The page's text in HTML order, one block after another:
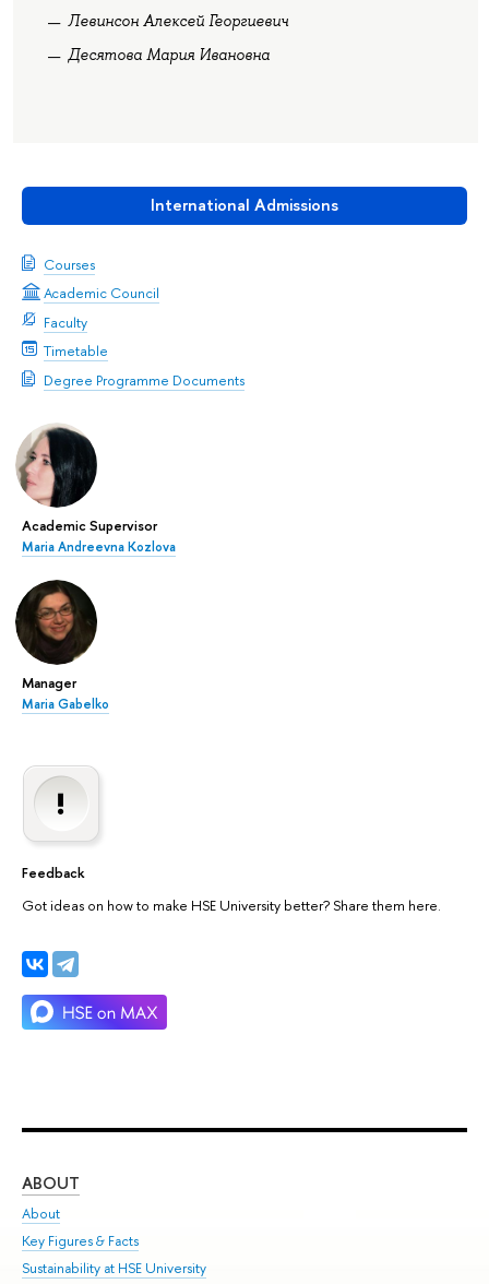
International Admissions
Courses
Academic Council
Faculty
Timetable
Degree Programme Documents
Academic Supervisor
Maria Andreevna Kozlova
Manager
Maria Gabelko
Feedback
Got ideas on how to make HSE University better? Share them here.
Левинсон Алексей Георгиевич
Десятова Мария Ивановна
ABOUT
About
Key Figures & Facts
Sustainability at HSE University